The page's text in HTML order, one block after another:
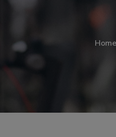
Home